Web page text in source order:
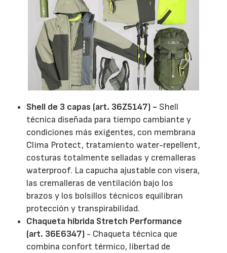
Shell de 3 capas (art. 36Z5147) - Shell
técnica diseñada para tiempo cambiante y
condiciones más exigentes, con membrana
Clima Protect, tratamiento water-repellent,
costuras totalmente selladas y cremalleras
waterproof. La capucha ajustable con visera,
las cremalleras de ventilación bajo los
brazos y los bolsillos técnicos equilibran
protección y transpirabilidad.
Chaqueta híbrida Stretch Performance
(art. 36E6347) - Chaqueta técnica que
combina confort térmico, libertad de